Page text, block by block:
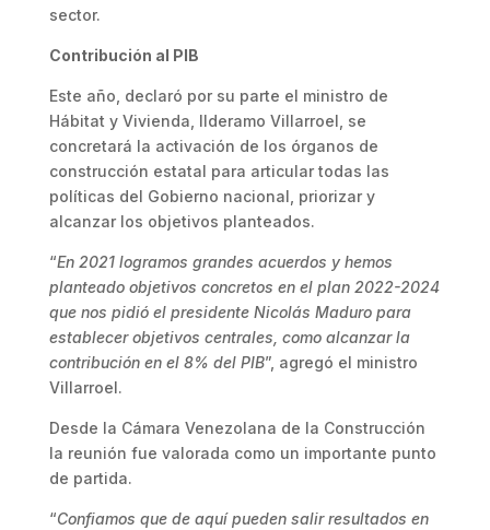
sector.
Contribución al PIB
Este año, declaró por su parte el ministro de
Hábitat y Vivienda, Ilderamo Villarroel, se
concretará la activación de los órganos de
construcción estatal para articular todas las
políticas del Gobierno nacional, priorizar y
alcanzar los objetivos planteados.
“En 2021 logramos grandes acuerdos y hemos
planteado objetivos concretos en el plan 2022-2024
que nos pidió el presidente Nicolás Maduro para
establecer objetivos centrales, como alcanzar la
contribución en el 8% del PIB”, agregó el ministro
Villarroel.
Desde la Cámara Venezolana de la Construcción
la reunión fue valorada como un importante punto
de partida.
“Confiamos que de aquí pueden salir resultados en